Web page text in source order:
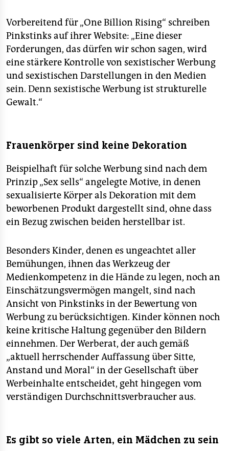
Vorbereitend für „One Billion Rising“ schreiben
Pinkstinks auf ihrer Website: „Eine dieser
Forderungen, das dürfen wir schon sagen, wird
eine stärkere Kontrolle von sexistischer Werbung
und sexistischen Darstellungen in den Medien
sein. Denn sexistische Werbung ist strukturelle
Gewalt.“
Frauenkörper sind keine Dekoration
Beispielhaft für solche Werbung sind nach dem
Prinzip „Sex sells“ angelegte Motive, in denen
sexualisierte Körper als Dekoration mit dem
beworbenen Produkt dargestellt sind, ohne dass
ein Bezug zwischen beiden herstellbar ist.
Besonders Kinder, denen es ungeachtet aller
Bemühungen, ihnen das Werkzeug der
Medienkompetenz in die Hände zu legen, noch an
Einschätzungsvermögen mangelt, sind nach
Ansicht von Pinkstinks in der Bewertung von
Werbung zu berücksichtigen. Kinder können noch
keine kritische Haltung gegenüber den Bildern
einnehmen. Der Werberat, der auch gemäß
„aktuell herrschender Auffassung über Sitte,
Anstand und Moral“ in der Gesellschaft über
Werbeinhalte entscheidet, geht hingegen vom
verständigen Durchschnittsverbraucher aus.
Es gibt so viele Arten, ein Mädchen zu sein